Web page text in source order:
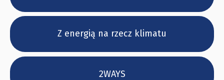
Z energią na rzecz klimatu
2WAYS